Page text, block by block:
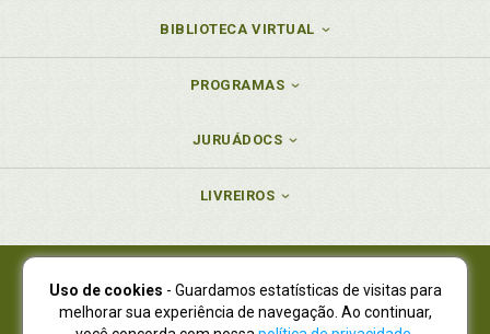
BIBLIOTECA VIRTUAL
PROGRAMAS
JURUÁDOCS
LIVREIROS
Juruá Editora Ltda., CNPJ 77.535.508/0001-19
Juruá Informática Ltda., CNPJ 01.701.561/0001-80
Uso de cookies - Guardamos estatísticas de visitas para
melhorar sua experiência de navegação. Ao continuar,